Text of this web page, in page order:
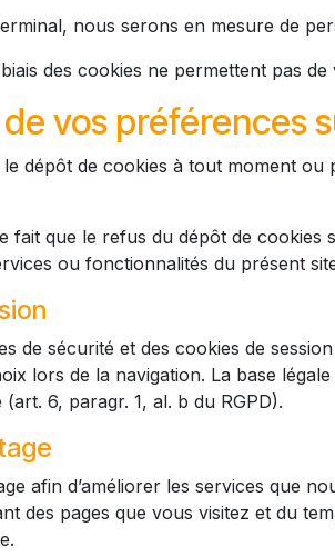
nous serons en mesure de
des cookies ne permettent pas
vos préférences
dépôt de cookies à tout moment
que le refus du dépôt de cookies
ou fonctionnalités du présent
de sécurité et des cookies de
lors de la navigation. La base
6, paragr. 1, al. b du RGPD).
afin d’améliorer les services que
des pages que vous visitez et du